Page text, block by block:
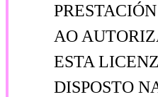
AO
ESTA
DISPOSTO